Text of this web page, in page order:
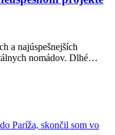
a najúspešnejších
nomádov. Dlhé…